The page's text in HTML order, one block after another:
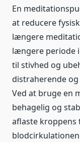
En
at reducere
længere
længere periode
til stivhed og
distraherende
Ved at bruge en
behagelig og
aflaste